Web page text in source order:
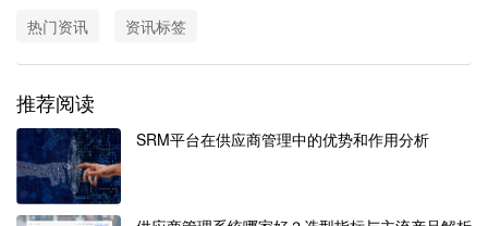
热门资讯 资讯标签
推荐阅读
SRM平台在供应商管理中的优势和作用分析